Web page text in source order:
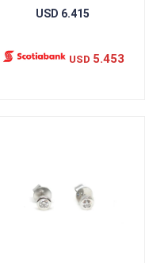
USD 6.415
USD 5.453